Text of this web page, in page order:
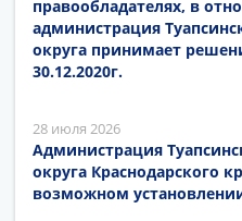
правообладателях, в
администрация
округа принимает
30.12.2020г.
28 июля 2026
Администрация
округа Краснодарского
возможном